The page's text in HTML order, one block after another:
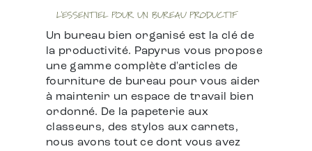
L'ESSENTIEL POUR UN BUREAU PRODUCTIF
Un bureau bien organisé est la clé de
la productivité. Papyrus vous propose
une gamme complète d'articles de
fourniture de bureau pour vous aider
à maintenir un espace de travail bien
ordonné. De la papeterie aux
classeurs, des stylos aux carnets,
nous avons tout ce dont vous avez